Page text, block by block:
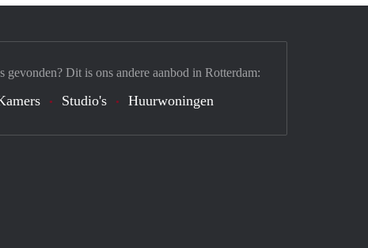
gevonden? Dit is ons andere aanbod in Rotterdam:
Studio's Huurwoningen